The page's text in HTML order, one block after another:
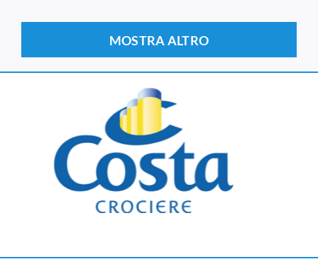
MOSTRA ALTRO